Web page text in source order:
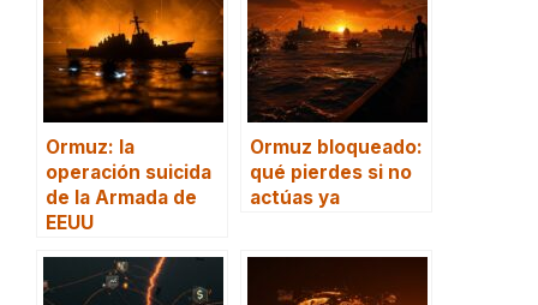
Ormuz: la
operación suicida
de la Armada de
EEUU
Ormuz bloqueado:
qué pierdes si no
actúas ya